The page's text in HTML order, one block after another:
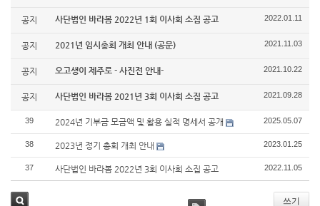
공지 사단법인 바라봄 2022년 1회 이사회 소집 공고 2022.01.11
공지 2021년 임시총회 개최 안내 (공문) 2021.11.03
공지 오고생이 제주로 - 사진전 안내- 2021.10.22
공지 사단법인 바라봄 2021년 3회 이사회 소집 공고 2021.09.28
39 2024년 기부금 모금액 및 활용 실적 명세서 공개 2025.05.07
38 2023년 정기 총회 개최 안내 2023.01.25
37 사단법인 바라봄 2022년 3회 이사회 소집 공고 2022.11.05
쓰기